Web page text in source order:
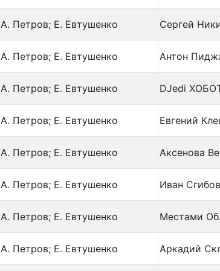
А. Петров; Е. Евтушенко Сергей
А. Петров; Е. Евтушенко Антон
А. Петров; Е. Евтушенко DJedi
А. Петров; Е. Евтушенко Евгений
А. Петров; Е. Евтушенко Аксенова
А. Петров; Е. Евтушенко Иван
А. Петров; Е. Евтушенко Местами
А. Петров; Е. Евтушенко Аркадий